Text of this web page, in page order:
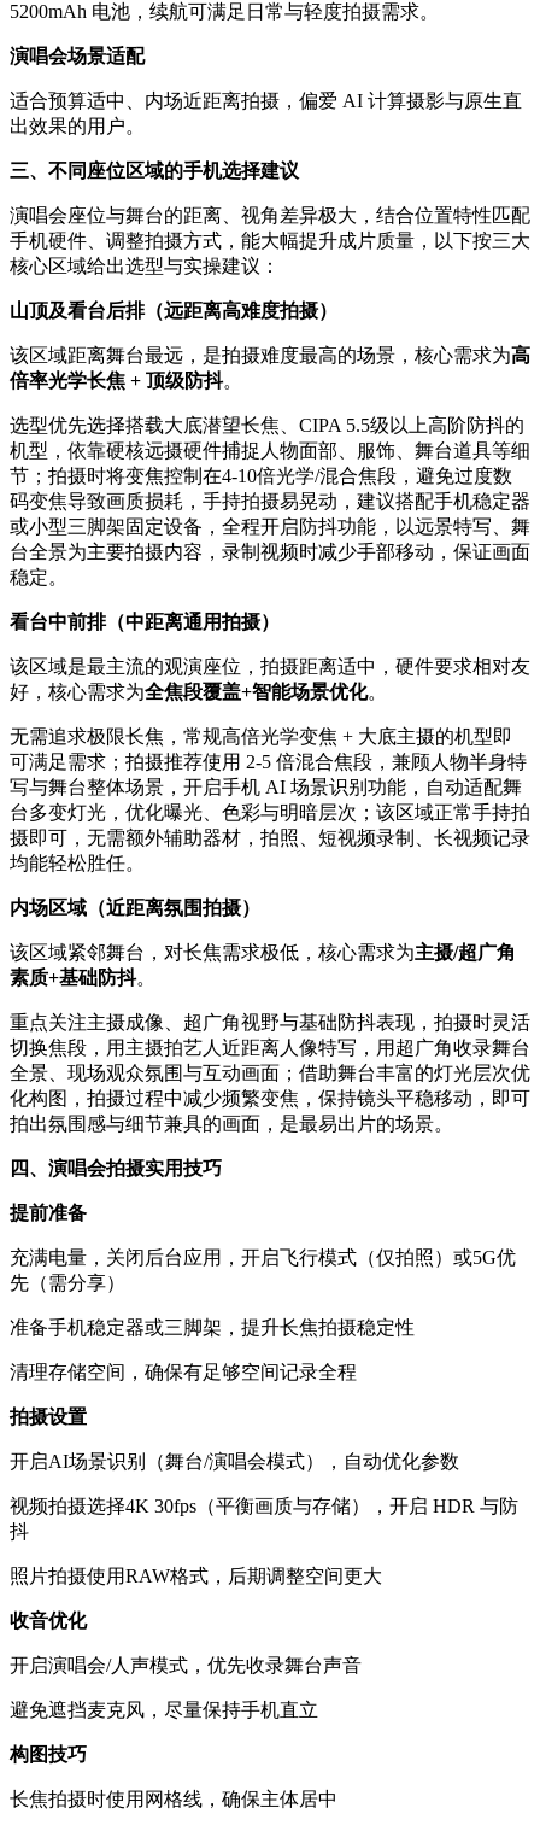
5200mAh 电池，续航可满足日常与轻度拍摄需求。
演唱会场景适配
适合预算适中、内场近距离拍摄，偏爱 AI 计算摄影与原生直
出效果的用户。
三、不同座位区域的手机选择建议
演唱会座位与舞台的距离、视角差异极大，结合位置特性匹配
手机硬件、调整拍摄方式，能大幅提升成片质量，以下按三大
核心区域给出选型与实操建议：
山顶及看台后排（远距离高难度拍摄）
该区域距离舞台最远，是拍摄难度最高的场景，核心需求为高
倍率光学长焦 + 顶级防抖。
选型优先选择搭载大底潜望长焦、CIPA 5.5级以上高阶防抖的
机型，依靠硬核远摄硬件捕捉人物面部、服饰、舞台道具等细
节；拍摄时将变焦控制在4-10倍光学/混合焦段，避免过度数
码变焦导致画质损耗，手持拍摄易晃动，建议搭配手机稳定器
或小型三脚架固定设备，全程开启防抖功能，以远景特写、舞
台全景为主要拍摄内容，录制视频时减少手部移动，保证画面
稳定。
看台中前排（中距离通用拍摄）
该区域是最主流的观演座位，拍摄距离适中，硬件要求相对友
好，核心需求为全焦段覆盖+智能场景优化。
无需追求极限长焦，常规高倍光学变焦 + 大底主摄的机型即
可满足需求；拍摄推荐使用 2-5 倍混合焦段，兼顾人物半身特
写与舞台整体场景，开启手机 AI 场景识别功能，自动适配舞
台多变灯光，优化曝光、色彩与明暗层次；该区域正常手持拍
摄即可，无需额外辅助器材，拍照、短视频录制、长视频记录
均能轻松胜任。
内场区域（近距离氛围拍摄）
该区域紧邻舞台，对长焦需求极低，核心需求为主摄/超广角
素质+基础防抖。
重点关注主摄成像、超广角视野与基础防抖表现，拍摄时灵活
切换焦段，用主摄拍艺人近距离人像特写，用超广角收录舞台
全景、现场观众氛围与互动画面；借助舞台丰富的灯光层次优
化构图，拍摄过程中减少频繁变焦，保持镜头平稳移动，即可
拍出氛围感与细节兼具的画面，是最易出片的场景。
四、演唱会拍摄实用技巧
提前准备
充满电量，关闭后台应用，开启飞行模式（仅拍照）或5G优
先（需分享）
准备手机稳定器或三脚架，提升长焦拍摄稳定性
清理存储空间，确保有足够空间记录全程
拍摄设置
开启AI场景识别（舞台/演唱会模式），自动优化参数
视频拍摄选择4K 30fps（平衡画质与存储），开启 HDR 与防
抖
照片拍摄使用RAW格式，后期调整空间更大
收音优化
开启演唱会/人声模式，优先收录舞台声音
避免遮挡麦克风，尽量保持手机直立
构图技巧
长焦拍摄时使用网格线，确保主体居中